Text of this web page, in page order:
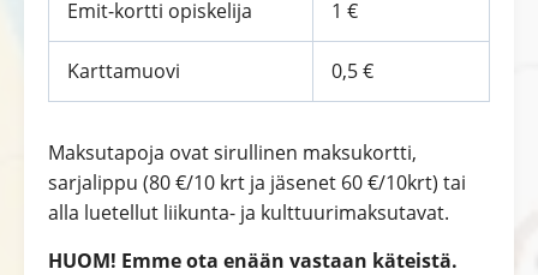
Emit-kortti opiskelija 1 €
Karttamuovi 0,5 €
Maksutapoja ovat sirullinen maksukortti,
sarjalippu (80 €/10 krt ja jäsenet 60 €/10krt) tai
alla luetellut liikunta- ja kulttuurimaksutavat.
HUOM! Emme ota enään vastaan käteistä.